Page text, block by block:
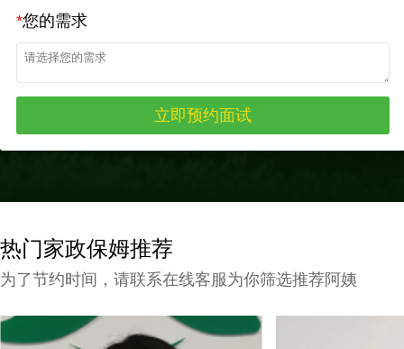
*您的需求
热门家政保姆推荐
为了节约时间，请联系在线客服为你筛选推荐阿姨